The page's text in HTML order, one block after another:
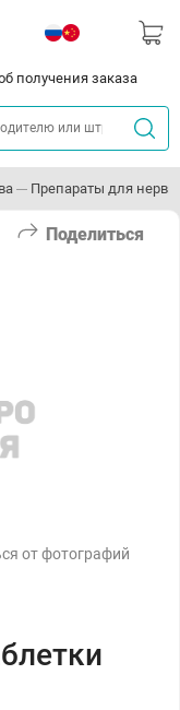
получения заказа
Препараты для
Поделиться
от фотографий